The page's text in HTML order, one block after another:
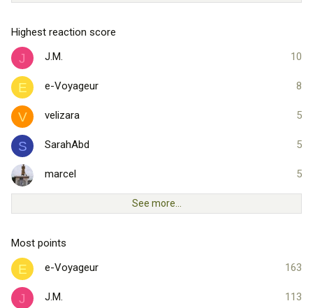
Highest reaction score
J 10
J.M.
E 8
e-Voyageur
V 5
velizara
S 5
SarahAbd
5
marcel
See more…
Most points
E 163
e-Voyageur
J 113
J.M.